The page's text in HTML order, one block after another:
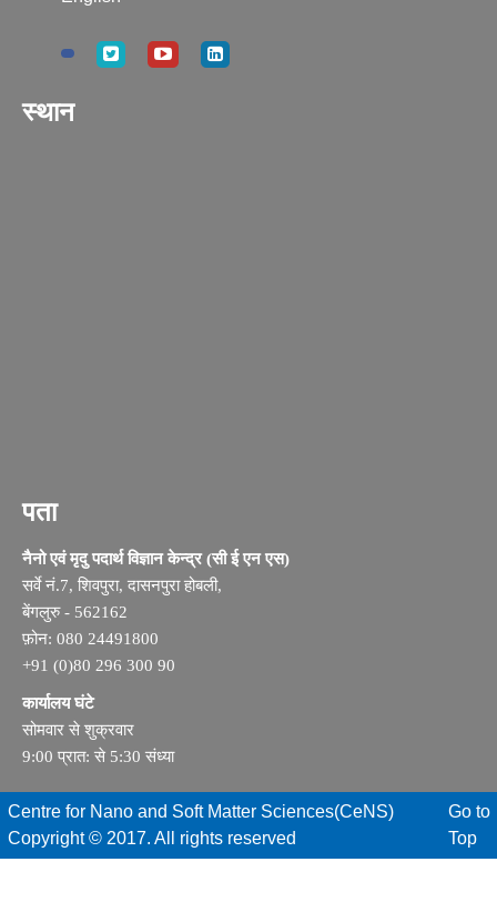
स्थान
पता
नैनो एवं मृदु पदार्थ विज्ञान केन्द्र (सी ई एन एस)
सर्वे नं.7, शिवपुरा, दासनपुरा होबली,
बेंगलुरु - 562162
फ़ोन: 080 24491800
+91 (0)80 296 300 90
कार्यालय घंटे
सोमवार से शुक्रवार
9:00 प्रात: से 5:30 संध्या
Centre for Nano and Soft Matter Sciences(CeNS)
Copyright © 2017. All rights reserved
Go to
Top